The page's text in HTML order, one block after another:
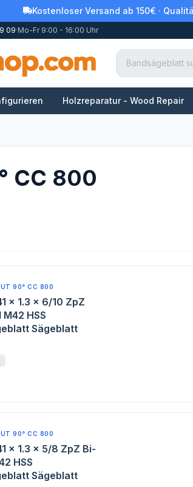
Kostenloser Versand ab 150€ ·
09·Mo-Fr 9:00 - 16:00 Uhr
Holzreparatur - Wood Repair
CC 800
90° CC 800
x 1.3 x 6/10 ZpZ
HSS
Sägeblatt
90° CC 800
x 1.3 x 5/8 ZpZ Bi-
HSS
Sägeblatt